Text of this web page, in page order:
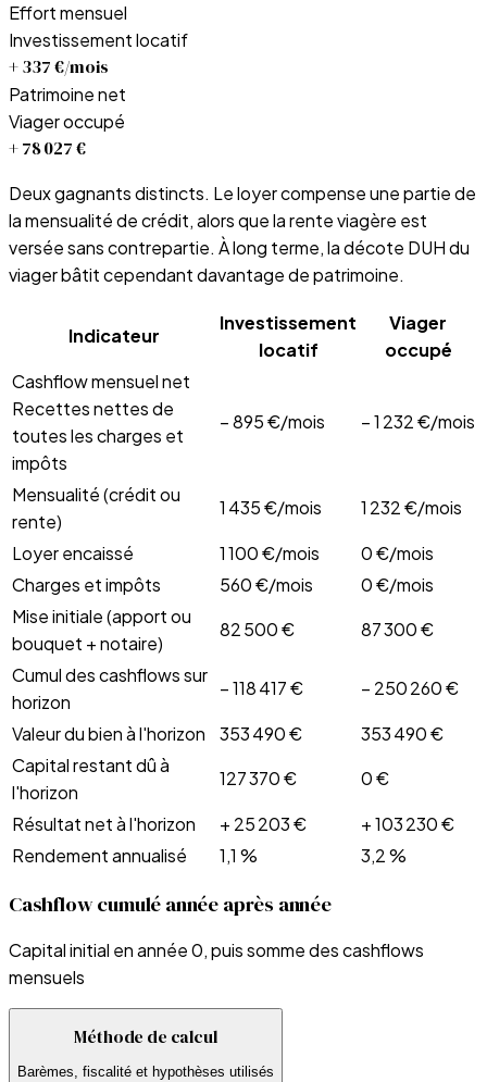
Effort mensuel
Investissement locatif
+ 337 €/mois
Patrimoine net
Viager occupé
+ 78 027 €
Deux gagnants distincts. Le loyer compense une partie de
la mensualité de crédit, alors que la rente viagère est
versée sans contrepartie. À long terme, la décote DUH du
viager bâtit cependant davantage de patrimoine.
Indicateur
Investissement
locatif
Viager
occupé
Cashflow mensuel net
Recettes nettes de
toutes les charges et
impôts
− 895 €/mois − 1 232 €/mois
Mensualité (crédit ou
rente)
1 435 €/mois
1 232 €/mois
Loyer encaissé
1 100 €/mois
0 €/mois
Charges et impôts
560 €/mois
0 €/mois
Mise initiale (apport ou
bouquet + notaire)
82 500 €
87 300 €
Cumul des cashflows sur
horizon
− 118 417 €
− 250 260 €
Valeur du bien à l'horizon
353 490 €
353 490 €
Capital restant dû à
l'horizon
127 370 €
0 €
Résultat net à l'horizon
+ 25 203 €
+ 103 230 €
Rendement annualisé
1,1 % 3,2 %
Cashflow cumulé année après année
Capital initial en année 0, puis somme des cashflows
mensuels
Méthode de calcul
Barèmes, fiscalité et hypothèses utilisés